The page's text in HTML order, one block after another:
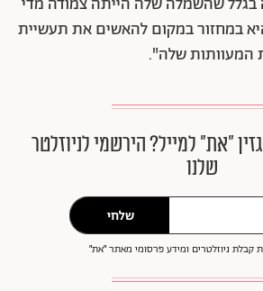
במחזור במקום להאשים את תעשיית
המעוותות שלה".
״את״ למייל? הירשמי לניוזלטר
שלנו
שלחי
קבלת ניוזלטרים ומידע פרסומי מאתר ״את״